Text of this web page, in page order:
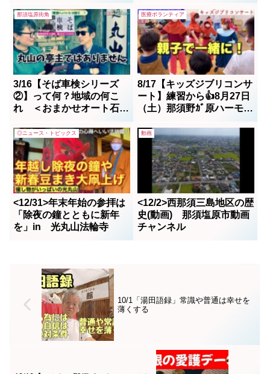
浪人生活が始まった。スタッフ
にも支えてもらいながらも葛藤
の日々を送っていた龍斗君。今
秋2度目の受験、合格率５％とい
う狭き門を、みごと突破！未来
の夢の扉を自分の...
那須塩原街角
3/16【そば車検シリーズ
②】って何？地域の何こ
れ ＜おまかせオート石川
の飲食応援プロジェクト＞
医療ボランティア
8/17【キッズジブリコンサ
ート】練習から👍8月27日
（土）那須野ｶﾞ原ハーモニ
◎ニュース・トピックス
<12/31>年末年始の参拝は
「除夜の鐘とともに新年
を」in 光丸山法輪寺
動画
<12/2>西那須三島地区の歴
史(動画) 那須塩原市動画
チャンネル
10/1「湯田語録」常識や普通は幸せを
薄くする